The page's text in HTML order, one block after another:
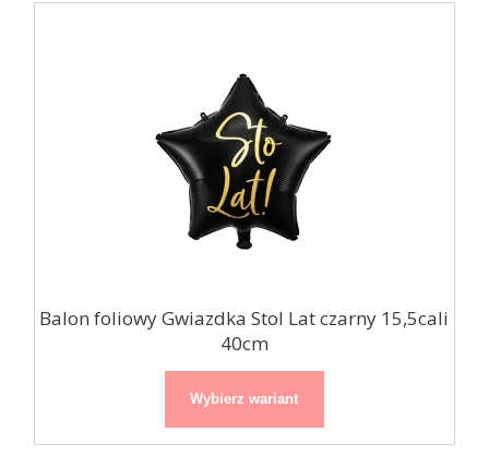
Balon foliowy Gwiazdka Stol Lat czarny 15,5cali
40cm
Wybierz wariant